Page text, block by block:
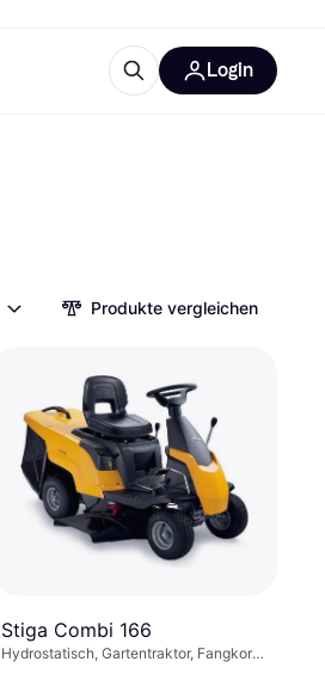
Login
Produkte vergleichen
Stiga Combi 166
Hydrostatisch, Gartentraktor, Fangkorb,